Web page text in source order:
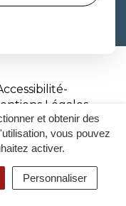
et obtenir des
vous pouvez
activer.
Personnaliser
ACCESSIBILITÉ
Légales